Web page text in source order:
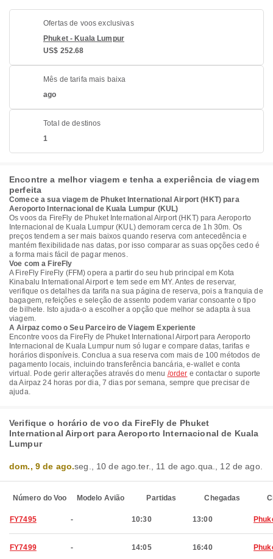
Ofertas de voos exclusivas
Phuket - Kuala Lumpur
US$ 252.68
Mês de tarifa mais baixa
ago
Total de destinos
1
Encontre a melhor viagem e tenha a experiência de viagem
perfeita
Comece a sua viagem de Phuket International Airport (HKT) para
Aeroporto Internacional de Kuala Lumpur (KUL)
Os voos da FireFly de Phuket International Airport (HKT) para Aeroporto
Internacional de Kuala Lumpur (KUL) demoram cerca de 1h 30m. Os
preços tendem a ser mais baixos quando reserva com antecedência e
mantém flexibilidade nas datas, por isso comparar as suas opções cedo é
a forma mais fácil de pagar menos.
Voe com a FireFly
A FireFly FireFly (FFM) opera a partir do seu hub principal em Kota
Kinabalu International Airport e tem sede em MY. Antes de reservar,
verifique os detalhes da tarifa na sua página de reserva, pois a franquia de
bagagem, refeições e seleção de assento podem variar consoante o tipo
de bilhete. Isto ajuda-o a escolher a opção que melhor se adapta à sua
viagem.
A Airpaz como o Seu Parceiro de Viagem Experiente
Encontre voos da FireFly de Phuket International Airport para Aeroporto
Internacional de Kuala Lumpur num só lugar e compare datas, tarifas e
horários disponíveis. Conclua a sua reserva com mais de 100 métodos de
pagamento locais, incluindo transferência bancária, e-wallet e conta
virtual. Pode gerir alterações através do menu /order e contactar o suporte
da Airpaz 24 horas por dia, 7 dias por semana, sempre que precisar de
ajuda.
Verifique o horário de voo da FireFly de Phuket
International Airport para Aeroporto Internacional de Kuala
Lumpur
dom., 9 de ago.seg., 10 de ago.ter., 11 de ago. qua., 12 de ago.
Número do Voo Modelo Avião Partidas Chegadas
FY7495 - 10:30 13:00
FY7499 - 14:05 16:40